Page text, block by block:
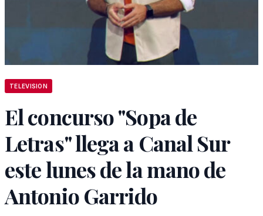
TELEVISION
El concurso "Sopa de
Letras" llega a Canal Sur
este lunes de la mano de
Antonio Garrido